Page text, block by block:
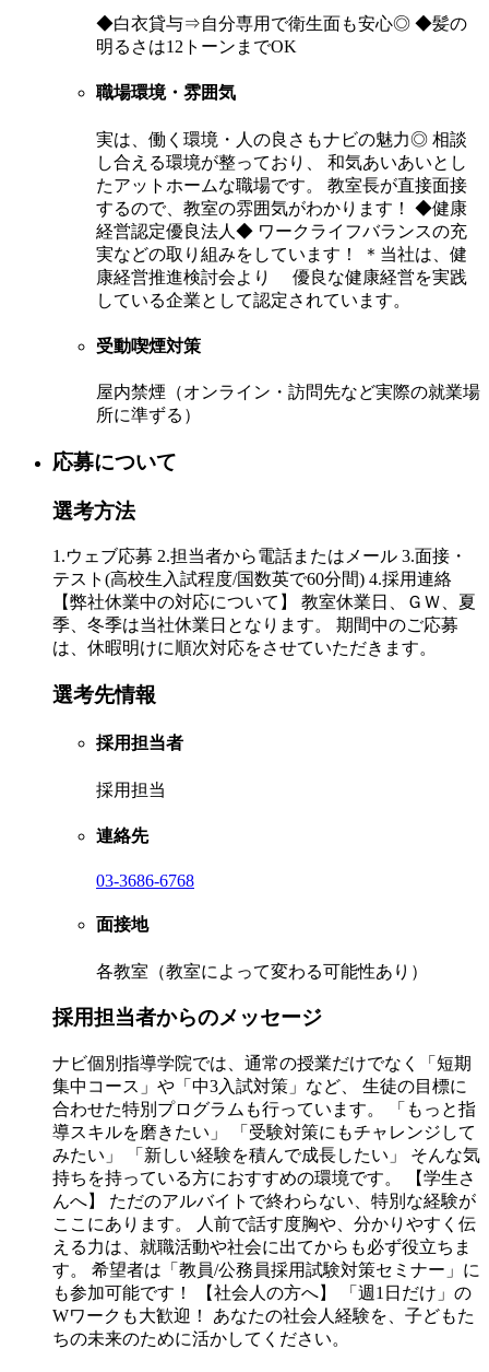
◆白衣貸与⇒自分専用で衛生面も安心◎ ◆髪の
明るさは12トーンまでOK
職場環境・雰囲気
実は、働く環境・人の良さもナビの魅力◎ 相談
し合える環境が整っており、 和気あいあいとし
たアットホームな職場です。 教室長が直接面接
するので、教室の雰囲気がわかります！ ◆健康
経営認定優良法人◆ ワークライフバランスの充
実などの取り組みをしています！ ＊当社は、健
康経営推進検討会より 優良な健康経営を実践
している企業として認定されています。
受動喫煙対策
屋内禁煙（オンライン・訪問先など実際の就業場
所に準ずる）
応募について
選考方法
1.ウェブ応募 2.担当者から電話またはメール 3.面接・
テスト(高校生入試程度/国数英で60分間) 4.採用連絡
【弊社休業中の対応について】 教室休業日、ＧＷ、夏
季、冬季は当社休業日となります。 期間中のご応募
は、休暇明けに順次対応をさせていただきます。
選考先情報
採用担当者
採用担当
連絡先
03-3686-6768
面接地
各教室（教室によって変わる可能性あり）
採用担当者からのメッセージ
ナビ個別指導学院では、通常の授業だけでなく「短期
集中コース」や「中3入試対策」など、 生徒の目標に
合わせた特別プログラムも行っています。 「もっと指
導スキルを磨きたい」 「受験対策にもチャレンジして
みたい」 「新しい経験を積んで成長したい」 そんな気
持ちを持っている方におすすめの環境です。 【学生さ
んへ】 ただのアルバイトで終わらない、特別な経験が
ここにあります。 人前で話す度胸や、分かりやすく伝
える力は、就職活動や社会に出てからも必ず役立ちま
す。 希望者は「教員/公務員採用試験対策セミナー」に
も参加可能です！ 【社会人の方へ】 「週1日だけ」の
Wワークも大歓迎！ あなたの社会人経験を、子どもた
ちの未来のために活かしてください。